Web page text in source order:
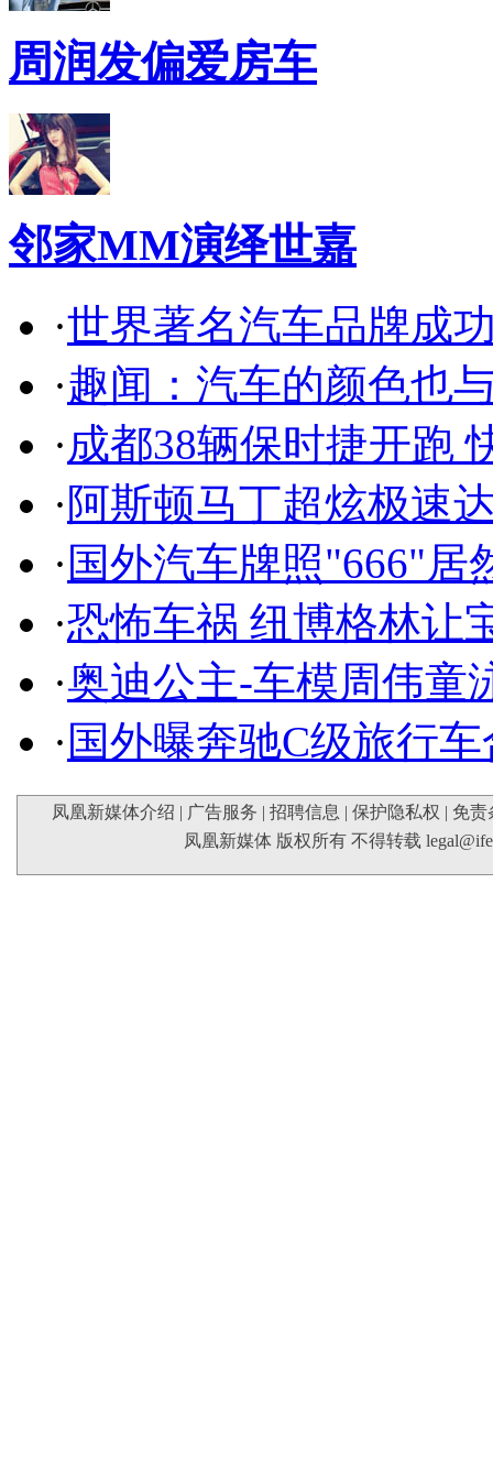
周润发偏爱房车
邻家MM演绎世嘉
·世界著名汽车品牌成
·趣闻：汽车的颜色也
·成都38辆保时捷开跑
·阿斯顿马丁超炫极速
· 国外汽车牌照"666"居
·恐怖车祸 纽博格林让
·奥迪公主-车模周伟童
· 国外曝奔驰C级旅行
凤凰新媒体介绍 | 广告服务 | 招聘信息 | 保护隐私权 | 免责
凤凰新媒体 版权所有 不得转载